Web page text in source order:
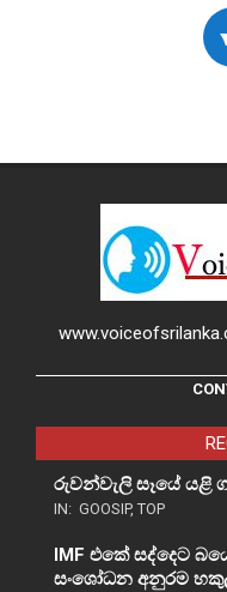
රුවන්වැලි සෑයේ යළි
IN: GOOSIP, TOP
IMF එකේ සද්දෙට
සංශෝධන අනුරම